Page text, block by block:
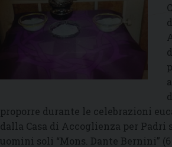
proporre durante le celebrazioni
dalla Casa di Accoglienza per Padri
uomini soli “Mons. Dante Bernini”